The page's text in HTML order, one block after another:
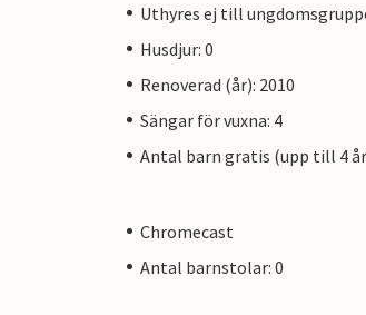
Uthyres ej till
Husdjur: 0
Renoverad (år): 2010
Sängar för vuxna: 4
Antal barn gratis (upp till 4
Chromecast
Antal barnstolar: 0